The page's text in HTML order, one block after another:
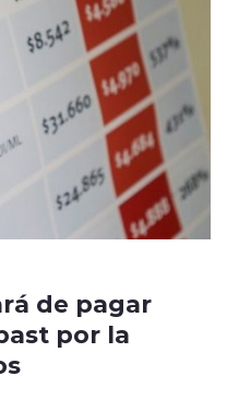
de pagar
por la